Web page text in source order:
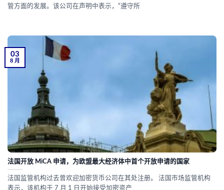
管方面的发展。该公司在声明中表示，“遵守所
法国开放 MiCA 申请，为欧盟最大经济体中首个开放申请的国家
法国监管机构过去曾欢迎加密货币公司在其处注册。 法国市场监管机构
表示，该机构于 7 月 1 日开始接受加密资产
03
8 月